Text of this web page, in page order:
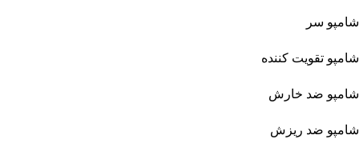
شامپو سر
شامپو تقویت کننده
شامپو ضد خارش
شامپو ضد ریزش